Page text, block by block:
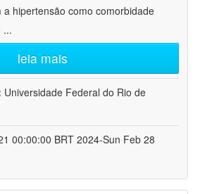
hipertensão como comorbidade
...
leia mais
Universidade Federal do Rio de
00:00:00 BRT 2024-Sun Feb 28